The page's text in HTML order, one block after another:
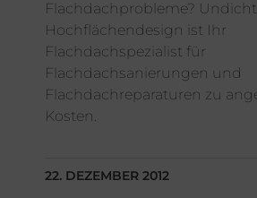
Flachdachprobleme?
Hochflächendesign ist Ihr
Flachdachspezialist für
Flachdachsanierungen und
Flachdachreparaturen zu
Kosten.
22. DEZEMBER 2012